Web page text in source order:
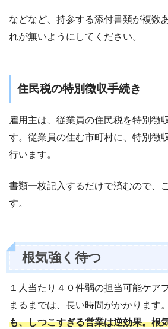
などなど、持参する添付書類が複数
れが無いようにしてください。
住民税の特別徴収手続き
雇用主は、従業員の住民税を特別徴
す。従業員の住む市町村に、特別徴
行います。
書類一枚記入するだけで済むので、
す。
根気強く待つ
１人当たり４０件弱の担当可能ケア
まるまでは、長い時間がかかります。
も、しつこすぎる営業は逆効果。根